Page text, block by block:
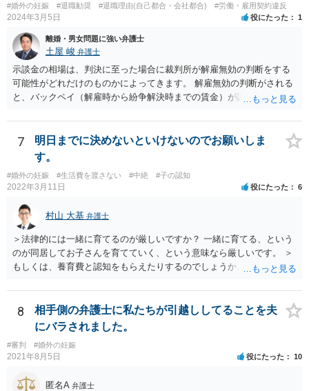
#婚外の妊娠 #退職勧奨 #退職理由(自己都合・会社都合) #労働・雇用契約違反
2024年3月5日 役にたった 1
離婚・男女問題に強い弁護士
土屋 峻 弁護士
示談金の相場は、判決に至った場合に裁判所が解雇無効の判断をする
可能性がどれだけのものかによってきます。 解雇無効の判断がされる
と、バックペイ（解雇時から紛争解決時までの賃金）が認められるの
準となります。解決金の基準は、半年から１年程度の賃金相当額くら
いだと思います。 この件は、弁護士に具体的な内容について、ご相談
された方がよい事案だと考えます。
7
明日までに決めないといけないのでお願いしま
す。
#婚外の妊娠 #生活費を渡さない #中絶 #子の認知
2022年3月11日 役にたった 6
村山 大基 弁護士
＞法律的には一緒に育てるのが厳しいですか？ 一緒に育てる、という
のが同居してお子さんを育てていく、という意味なら厳しいです。 ＞
もしくは、養育費と認知をもらえたりするのでしょうか、 相手が認知
す。 また、認知されたことを前提に、父親として子を養う義務があり
ますので、 養育費を請求できます。 ただ、極端な話相手に収入がなか
ったり、行方不明だったりすると、実際上の回収が難しい可能性はあ
ります。
8
相手側の弁護士に私たちが引越ししてることを夫
にバラされました。
#審判 #婚外の妊娠
2021年8月5日 役にたった 10
匿名A 弁護士